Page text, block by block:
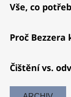
Vše, co
Proč Bezzera
Čištění vs.